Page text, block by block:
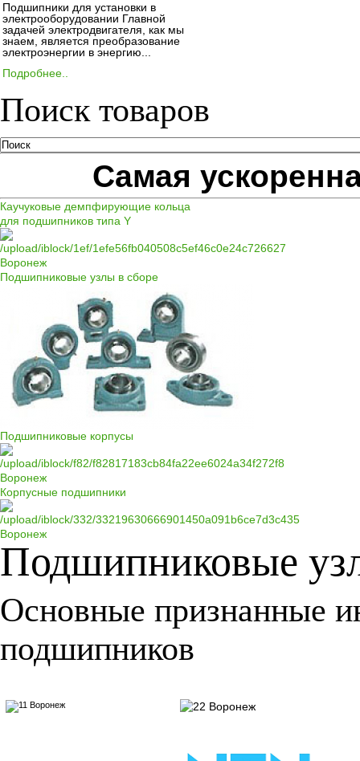
Подшипники для установки в
электрооборудовании Главной
задачей электродвигателя, как мы
знаем, является преобразование
электроэнергии в энергию...
Подробнее..
Поиск товаров
Самая
Каучуковые демпфирующие кольца
для подшипников типа Y
Подшипниковые узлы в сборе
Подшипниковые корпусы
Корпусные подшипники
Подшипниковые
Основные признанные
подшипников